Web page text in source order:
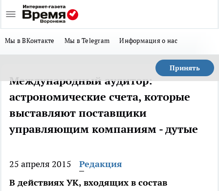
Мы в ВКонтакте Мы в Telegram Информация о нас
Принять
Международный аудитор:
астрономические счета, которые
выставляют поставщики
управляющим компаниям - дутые
25 апреля 2015
Редакция
В действиях УК, входящих в состав